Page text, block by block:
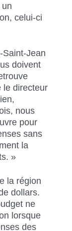
celui-ci
Jean
doivent
le directeur
nous
pour
sans
la
»
la région
dollars.
ne
lorsque
des